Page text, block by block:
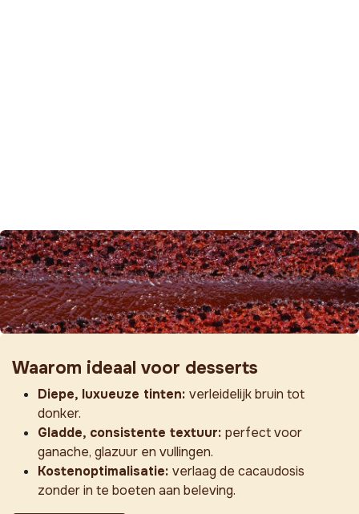
Waarom ideaal voor desserts
Diepe, luxueuze tinten: verleidelijk bruin tot
donker.
Gladde, consistente textuur: perfect voor
ganache, glazuur en vullingen.
Kostenoptimalisatie: verlaag de cacaudosis
zonder in te boeten aan beleving.